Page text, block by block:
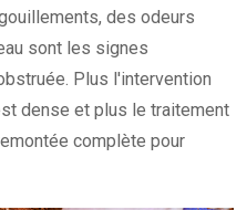
des odeurs
sont les signes
Plus l'intervention
dense et plus le traitement
complète pour